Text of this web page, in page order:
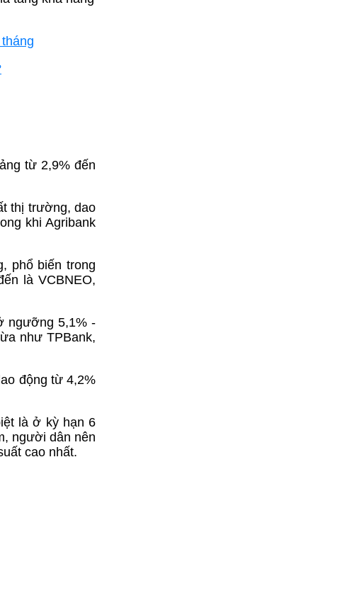
từ 2,9% đến
thị trường, dao
khi Agribank
phổ biến trong
là VCBNEO,
ngưỡng 5,1% -
như TPBank,
động từ 4,2%
là ở kỳ hạn 6
người dân nên
cao nhất.